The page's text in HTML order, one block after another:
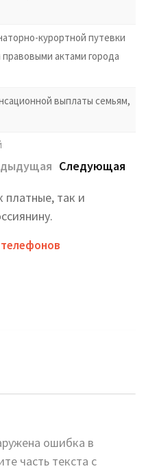
курортной путевки
актами города
выплаты семьям,
Следующая
платные, так и
ошибка в
часть текста с